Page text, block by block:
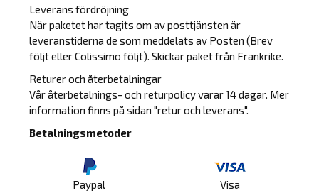
Leverans fördröjning
När paketet har tagits om av posttjänsten är
leveranstiderna de som meddelats av Posten (Brev
följt eller Colissimo följt). Skickar paket från Frankrike.
Returer och återbetalningar
Vår återbetalnings- och returpolicy varar 14 dagar. Mer
information finns på sidan "retur och leverans".
Betalningsmetoder
Paypal Visa